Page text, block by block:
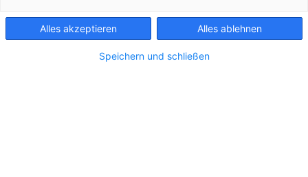
Alles akzeptieren Alles ablehnen
Speichern und schließen